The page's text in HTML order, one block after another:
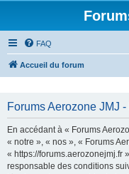
FAQ
Accueil du forum
Forums Aerozone JMJ
En accédant à « Forums
« notre », « nos », « Forums
« https://forums.aerozonejmj.fr
responsable des conditions